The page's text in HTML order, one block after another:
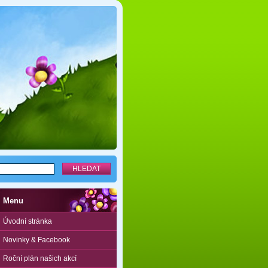
Menu
Úvodní stránka
Novinky & Facebook
Roční plán našich akcí